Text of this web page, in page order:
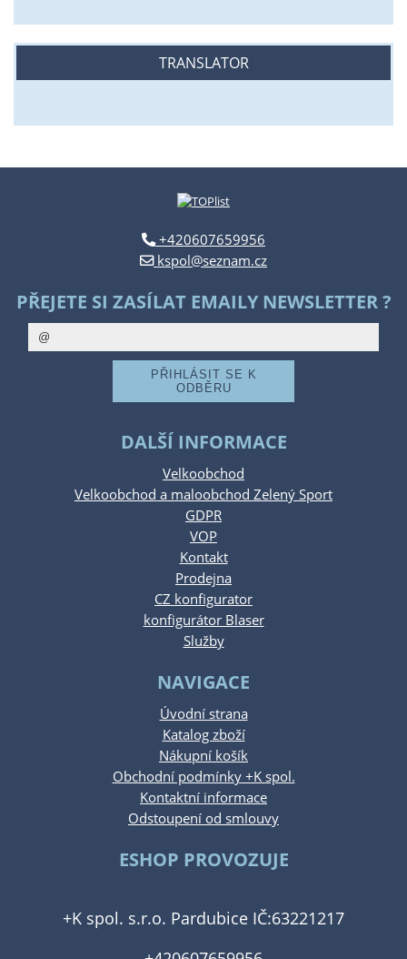
TRANSLATOR
+420607659956
kspol@seznam.cz
PŘEJETE SI ZASÍLAT EMAILY NEWSLETTER ?
DALŠÍ INFORMACE
Velkoobchod
Velkoobchod a maloobchod Zelený Sport
GDPR
VOP
Kontakt
Prodejna
CZ konfigurator
konfigurátor Blaser
Služby
NAVIGACE
Úvodní strana
Katalog zboží
Nákupní košík
Obchodní podmínky +K spol.
Kontaktní informace
Odstoupení od smlouvy
ESHOP PROVOZUJE
+K spol. s.r.o. Pardubice IČ:63221217